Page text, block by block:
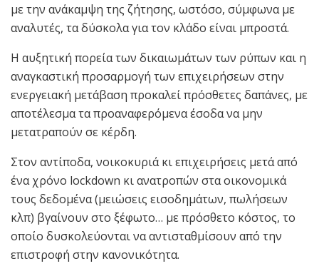
με την ανάκαμψη της ζήτησης, ωστόσο, σύμφωνα με
αναλυτές, τα δύσκολα για τον κλάδο είναι μπροστά.
Η αυξητική πορεία των δικαιωμάτων των ρύπων και η
αναγκαστική προσαρμογή των επιχειρήσεων στην
ενεργειακή μετάβαση προκαλεί πρόσθετες δαπάνες, με
αποτέλεσμα τα προαναφερόμενα έσοδα να μην
μετατραπούν σε κέρδη.
Στον αντίποδα, νοικοκυριά κι επιχειρήσεις μετά από
ένα χρόνο lockdown κι ανατροπών στα οικονομικά
τους δεδομένα (μειώσεις εισοδημάτων, πωλήσεων
κλπ) βγαίνουν στο ξέφωτο… με πρόσθετο κόστος, το
οποίο δυσκολεύονται να αντισταθμίσουν από την
επιστροφή στην κανονικότητα.